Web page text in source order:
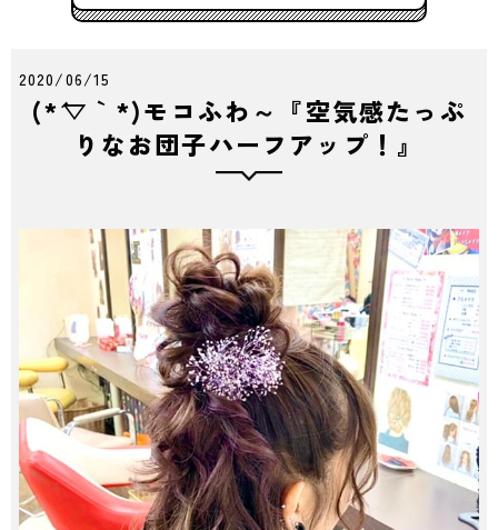
2020/06/15
(*´▽｀*)モコふわ～『空気感たっぷ
りなお団子ハーフアップ！』